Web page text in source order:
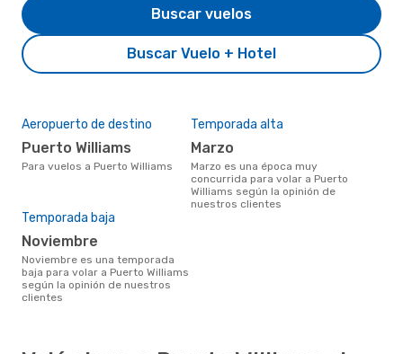
Buscar Vuelo + Hotel
Buscar vuelos
Aeropuerto de destino
Puerto Williams
Para vuelos a Puerto Williams
Temporada alta
marzo
marzo es una época muy
concurrida para volar a Puerto
Williams según la opinión de
nuestros clientes
Temporada baja
noviembre
noviembre es una temporada
baja para volar a Puerto Williams
según la opinión de nuestros
clientes